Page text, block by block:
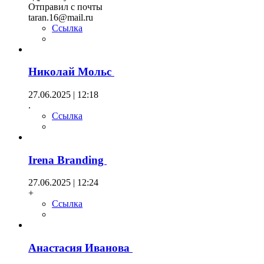
Отправил с почты
taran.16@mail.ru
Ссылка
Николай Мольс
27.06.2025 | 12:18
.
Ссылка
Irena Branding
27.06.2025 | 12:24
+
Ссылка
Анастасия Иванова